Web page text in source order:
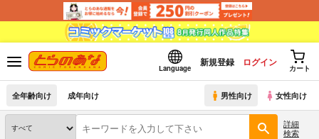
Language
新規登録 ログイン
カート
全年齢向け 成年向け 男性向け 女性向け
詳細
検索